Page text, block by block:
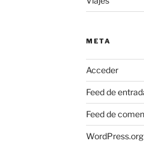
META
Acceder
Feed de
Feed de
WordPress.org